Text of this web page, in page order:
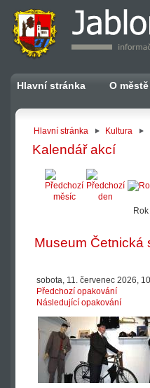
Hlavní stránka O městě
Hlavní stránka Kultura
Kalendář akcí
Rok
Museum Četnická
sobota, 11. červenec 2026,
Předchozí opakování
Následující opakování